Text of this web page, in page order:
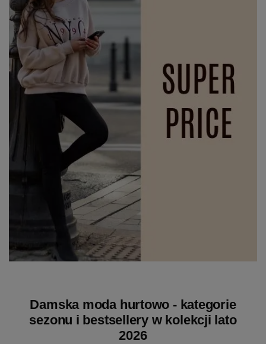
Damska moda hurtowo - kategorie
sezonu i bestsellery w kolekcji lato
2026